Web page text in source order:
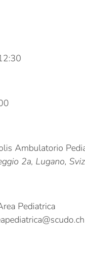
Ambulatorio
2a, Lugano,
Pediatrica